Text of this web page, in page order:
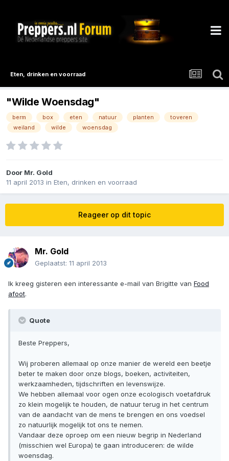
Eten, drinken en voorraad
"Wilde Woensdag"
berm box eten natuur planten
toveren
weiland
wilde woensdag
Door Mr. Gold
11 april 2013 in Eten, drinken en voorraad
Reageer op dit topic
Mr. Gold
Geplaatst: 11 april 2013
Ik kreeg gisteren een interessante e-mail van Brigitte van Food
afoot.
Quote
Beste Preppers,
Wij proberen allemaal op onze manier de wereld een beetje
beter te maken door onze blogs, boeken, activiteiten,
werkzaamheden, tijdschriften en levenswijze.
We hebben allemaal voor ogen onze ecologisch voetafdruk
zo klein mogelijk te houden, de natuur terug in het centrum
van de aandacht van de mens te brengen en ons voedsel
zo natuurlijk mogelijk tot ons te nemen.
Vandaar deze oproep om een nieuw begrip in Nederland
(misschien wel Europa) te gaan introduceren: de wilde
woensdag.